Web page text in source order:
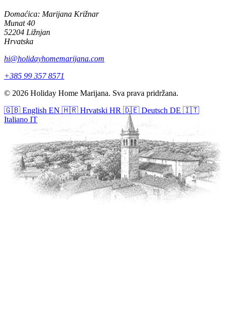
Domaćica: Marijana Križnar
Munat 40
52204 Ližnjan
Hrvatska
hi@holidayhomemarijana.com
+385 99 357 8571
© 2026 Holiday Home Marijana. Sva prava pridržana.
🇬🇧 English EN 🇭🇷 Hrvatski HR 🇩🇪 Deutsch DE 🇮🇹
Italiano IT